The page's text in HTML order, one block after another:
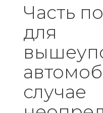
Часть
для
случае